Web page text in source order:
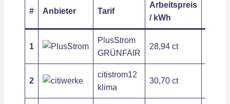
# Anbieter Tarif
Arbeitspreis
/ kWh
1
PlusStrom
GRÜNFAIR
28,94 ct
2
citistrom12
klima
30,70 ct